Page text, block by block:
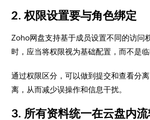
2. 权限设置要与角色绑定
Zoho网盘支持基于成员设置不同的访问
时，应当将权限视为基础配置，而不是临
通过权限区分，可以做到提交和查看分
离，从而减少误操作和信息干扰。
3. 所有资料统一在云盘内